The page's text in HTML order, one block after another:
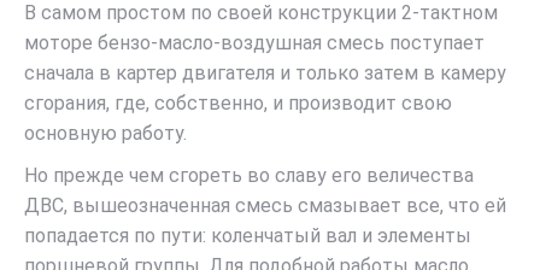
В самом простом по своей конструкции 2-тактном
моторе бензо-масло-воздушная смесь поступает
сначала в картер двигателя и только затем в камеру
сгорания, где, собственно, и производит свою
основную работу.
Но прежде чем сгореть во славу его величества
ДВС, вышеозначенная смесь смазывает все, что ей
попадается по пути: коленчатый вал и элементы